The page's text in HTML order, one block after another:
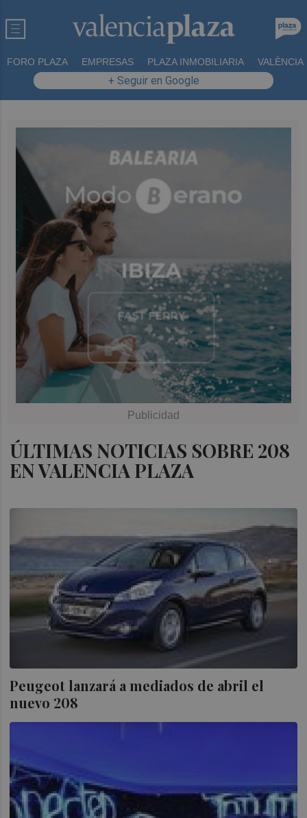
FORO PLAZA EMPRESAS PLAZA INMOBILIARIA VALÈNCIA
+ Seguir en Google
ÚLTIMAS NOTICIAS SOBRE 208
EN VALENCIA PLAZA
Peugeot lanzará a mediados de abril el
nuevo 208